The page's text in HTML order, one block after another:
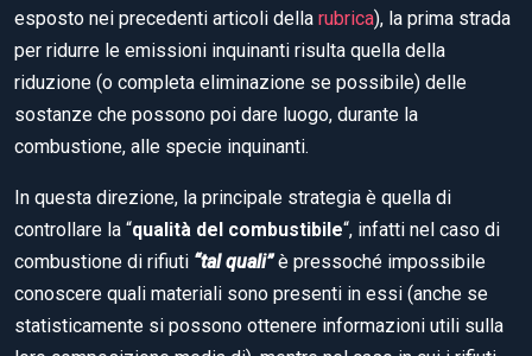
esposto nei precedenti articoli della rubrica), la prima strada
per ridurre le emissioni inquinanti risulta quella della
riduzione (o completa eliminazione se possibile) delle
sostanze che possono poi dare luogo, durante la
combustione, alle specie inquinanti.
In questa direzione, la principale strategia è quella di
controllare la “qualità del combustibile“, infatti nel caso di
combustione di rifiuti “tal quali”è pressoché impossibile
conoscere quali materiali sono presenti in essi (anche se
statisticamente si possono ottenere informazioni utili sulla